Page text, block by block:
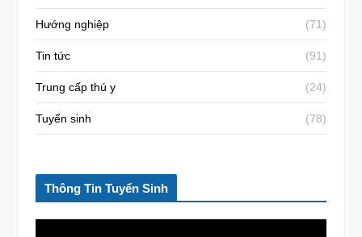
Hướng nghiệp (71)
Tin tức (91)
Trung cấp thú y (24)
Tuyển sinh (78)
Thông Tin Tuyển Sinh